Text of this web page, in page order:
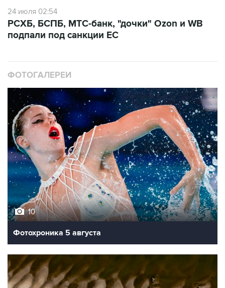
24 июля 02:54
РСХБ, БСПБ, МТС-банк, "дочки" Ozon и WB
подпали под санкции ЕС
ФОТОГАЛЕРЕИ
10
Фотохроника 5 августа